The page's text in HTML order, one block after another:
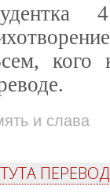
кого
и слава